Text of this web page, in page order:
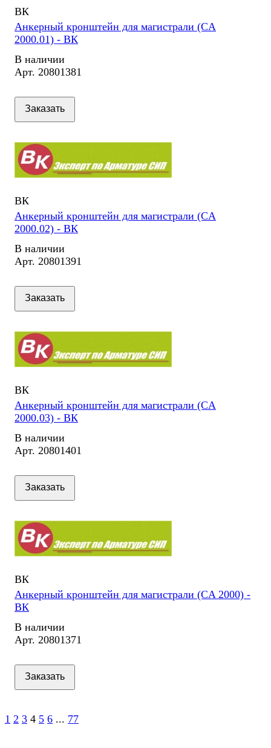
ВК
Анкерный кронштейн для магистрали (CA
2000.01) - ВК
В наличии
Арт. 20801381
Заказать
ВК
Анкерный кронштейн для магистрали (CA
2000.02) - ВК
В наличии
Арт. 20801391
Заказать
ВК
Анкерный кронштейн для магистрали (CA
2000.03) - ВК
В наличии
Арт. 20801401
Заказать
ВК
Анкерный кронштейн для магистрали (CA 2000) -
ВК
В наличии
Арт. 20801371
Заказать
1 2 3 4 5 6 ... 77